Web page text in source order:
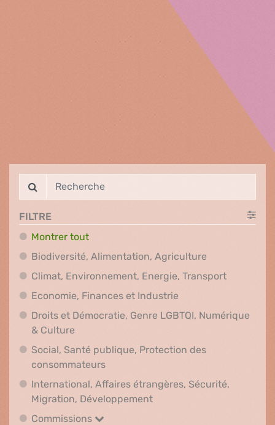
FILTRE
Montrer tout
Biodiversité, Alimentation, Agriculture
Climat, Environnement, Energie, TransportClimat,
Economie, Finances et Industrie
Droits et Démocratie, Genre LGBTQI, Numérique
& CultureDroits et Démocratie, Genre LGBTQI,
Social, Santé publique, Protection des
consommateursSocial, Santé publique, Protection
International, Affaires étrangères, Sécurité,
Migration, DéveloppementInternational, Affaires
Commissions
Commissions